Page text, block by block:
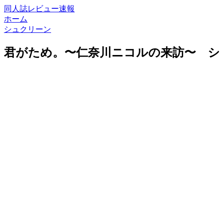
同人誌レビュー速報
ホーム
シュクリーン
君がため。〜仁奈川ニコルの来訪〜